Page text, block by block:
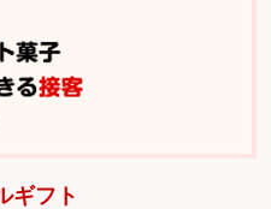
ギフト